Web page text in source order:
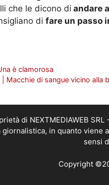
che le dicono di andare
di fare un passo
è clamorosa
Macchie di sangue vicino alla
di NEXTMEDIAWEB
in quanto
sensi
Copyright